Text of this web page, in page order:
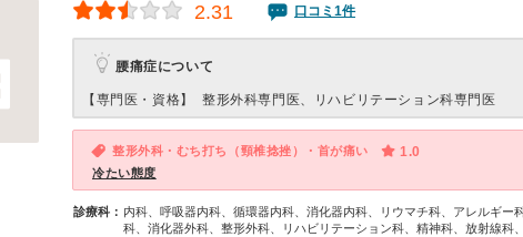
2.31 口コミ1件
腰痛症について
【専門医・資格】 整形外科専門医、リハビリテーション科専門医
整形外科・むち打ち（頸椎捻挫）・首が痛い 1.0
冷たい態度
診療科： 内科、呼吸器内科、循環器内科、消化器内科、リウマチ科、アレルギー
科、消化器外科、整形外科、リハビリテーション科、精神科、放射線科